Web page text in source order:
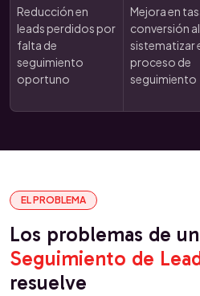
Reducción en
leads perdidos por
falta de
seguimiento
oportuno
Mejora en
conversión al
sistematizar
proceso de
seguimiento
EL PROBLEMA
Los problemas de
Seguimiento de
resuelve